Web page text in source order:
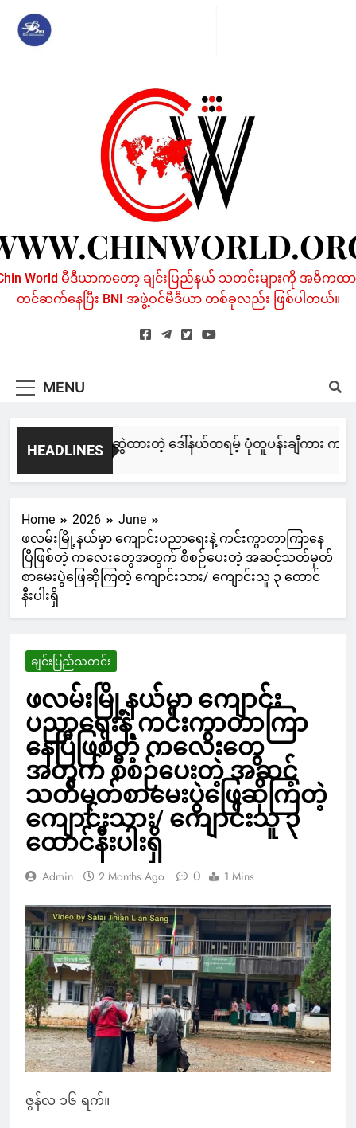
content
World မီဒီယာကတော့ ချင်းပြည်နယ် သတင်းများကို အဓိကထာ
တင်ဆက်နေပြီး BNI အဖွဲ့ဝင်မီဒီယာ တစ်ခုလည်း ဖြစ်ပါတယ်။
MENU
HEADLINES
မြင်းချေးနဲ့ ရေးဆွဲထားတဲ့ ဒေါ်နယ်ထရမ့် ပုံတူပန်းချီကား ကနေဒ
1 Day Ago
Home 2026
June
ဖလမ်းမြို့နယ်မှာ ကျောင်းပညာရေးနဲ့ ကင်းကွာတာကြာနေ
ပြီဖြစ်တဲ့ ကလေးတွေအတွက် စီစဉ်ပေးတဲ့ အဆင့်သတ်မှတ်
စာမေးပွဲဖြေဆိုကြတဲ့ ကျောင်းသား/ ကျောင်းသူ ၃ ထောင်
နီးပါးရှိ
ချင်းပြည်သတင်း
ဖလမ်းမြို့နယ်မှာ ကျောင်း
ပညာရေးနဲ့ ကင်းကွာတာကြာ
နေပြီဖြစ်တဲ့ ကလေးတွေ
အတွက် စီစဉ်ပေးတဲ့ အဆင့်
သတ်မှတ်စာမေးပွဲဖြေဆိုကြတဲ့
ကျောင်းသား/ ကျောင်းသူ ၃
ထောင်နီးပါးရှိ
Admin 2 Months Ago 0 1 Mins
ဇွန်လ ၁၆ ရက်။